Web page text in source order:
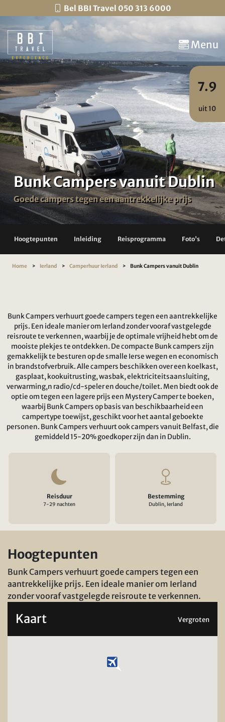
Bel BBI Travel 050 313 6000
Menu
7.9
uit 10
Bunk Campers vanuit Dublin
Goede campers tegen een aantrekkelijke prijs
Hoogtepunten Inleiding Reisprogramma Foto's
Home Ierland Camperhuur Ierland Bunk Campers vanuit Dublin
Bunk Campers verhuurt goede campers tegen een aantrekkelijke
prijs. Een ideale manier om Ierland zonder vooraf vastgelegde
reisroute te verkennen, waarbij je de optimale vrijheid hebt om de
mooiste plekjes te ontdekken. De compacte Bunk campers zijn
gemakkelijk te besturen op de smalle Ierse wegen en economisch
in brandstofverbruik. Alle campers beschikken over een koelkast,
gasplaat, kookuitrusting, wasbak, elektriciteitsaansluiting,
verwarming,n radio/cd-speler en douche/toilet. Men biedt ook de
optie om tegen een lagere prijs een Mystery Camper te boeken,
waarbij Bunk Campers op basis van beschikbaarheid een
campertype toewijst, geschikt voor het aantal geboekte
personen. Bunk Campers verhuurt ook campers vanuit Belfast, die
gemiddeld 15-20% goedkoper zijn dan in Dublin.
Reisduur
7-29 nachten
Bestemming
Dublin, Ierland
Hoogtepunten
Bunk Campers verhuurt goede campers tegen een
aantrekkelijke prijs. Een ideale manier om Ierland
zonder vooraf vastgelegde reisroute te verkennen.
Kaart Vergroten